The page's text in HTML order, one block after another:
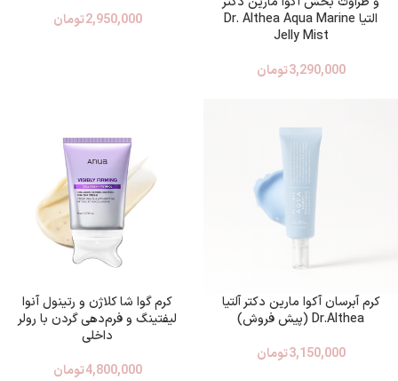
التیا Dr. Althea Aqua Marine
Jelly Mist
3,290,000تومان
2,950,000تومان
کرم آبرسان آکوا مارین دکتر آلتیا
Dr.Althea (پیش فروش)
3,150,000تومان
کرم گوا شا کلاژن و رتینول آنوا
لیفتینگ و فرم‌دهی گردن با رولر
داخلی
4,800,000تومان